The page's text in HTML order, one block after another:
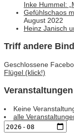
Inke Hummel:
Gefühlschaos
August 2022
Heinz Janisch
Triff andere
Geschlossene
Flügel (klick!)
Veranstaltungen
Keine
alle